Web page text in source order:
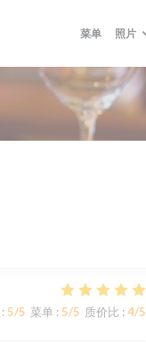
菜单 照片
: 5/5 菜单: 5/5 质价比 : 4/5